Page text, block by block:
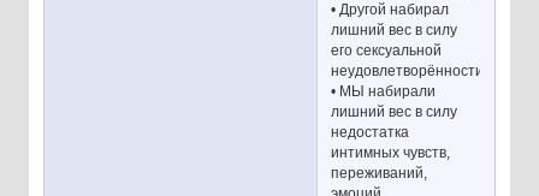
• Другой набирал
лишний вес в силу
его сексуальной
неудовлетворённости
• МЫ набирали
лишний вес в силу
недостатка
интимных чувств,
переживаний,